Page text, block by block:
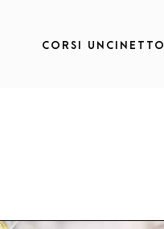
CORSI UNCINETTO